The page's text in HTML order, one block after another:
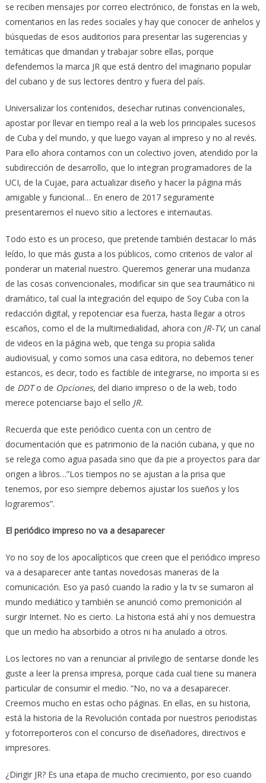
se reciben mensajes por correo electrónico, de foristas en la web,
comentarios en las redes sociales y hay que conocer de anhelos y
búsquedas de esos auditorios para presentar las sugerencias y
temáticas que dmandan y trabajar sobre ellas, porque
defendemos la marca JR que está dentro del imaginario popular
del cubano y de sus lectores dentro y fuera del país.
Universalizar los contenidos, desechar rutinas convencionales,
apostar por llevar en tiempo real a la web los principales sucesos
de Cuba y del mundo, y que luego vayan al impreso y no al revés.
Para ello ahora contamos con un colectivo joven, atendido por la
subdirección de desarrollo, que lo integran programadores de la
UCI, de la Cujae, para actualizar diseño y hacer la página más
amigable y funcional… En enero de 2017 seguramente
presentaremos el nuevo sitio a lectores e internautas.
Todo esto es un proceso, que pretende también destacar lo más
leído, lo que más gusta a los públicos, como criterios de valor al
ponderar un material nuestro. Queremos generar una mudanza
de las cosas convencionales, modificar sin que sea traumático ni
dramático, tal cual la integración del equipo de Soy Cuba con la
redacción digital, y repotenciar esa fuerza, hasta llegar a otros
escaños, como el de la multimedialidad, ahora con JR-TV, un canal
de videos en la página web, que tenga su propia salida
audiovisual, y como somos una casa editora, no debemos tener
estancos, es decir, todo es factible de integrarse, no importa si es
de DDTo de Opciones, del diario impreso o de la web, todo
merece potenciarse bajo el sello JR.
Recuerda que este periódico cuenta con un centro de
documentación que es patrimonio de la nación cubana, y que no
se relega como agua pasada sino que da pie a proyectos para dar
origen a libros…”Los tiempos no se ajustan a la prisa que
tenemos, por eso siempre debemos ajustar los sueños y los
lograremos”.
El periódico impreso no va a desaparecer
Yo no soy de los apocalípticos que creen que el periódico impreso
va a desaparecer ante tantas novedosas maneras de la
comunicación. Eso ya pasó cuando la radio y la tv se sumaron al
mundo mediático y también se anunció como premonición al
surgir Internet. No es cierto. La historia está ahí y nos demuestra
que un medio ha absorbido a otros ni ha anulado a otros.
Los lectores no van a renunciar al privilegio de sentarse donde les
guste a leer la prensa impresa, porque cada cual tiene su manera
particular de consumir el medio. “No, no va a desaparecer.
Creemos mucho en estas ocho páginas. En ellas, en su historia,
está la historia de la Revolución contada por nuestros periodistas
y fotorreporteros con el concurso de diseñadores, directivos e
impresores.
¿Dirigir JR? Es una etapa de mucho crecimiento, por eso cuando